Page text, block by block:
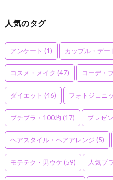
人気のタグ
アンケート (1) カップル・デー
コスメ・メイク (47) コーデ・
ダイエット (46) フォトジェニ
プチプラ・100均 (17) プレゼ
ヘアスタイル・ヘアアレンジ (5)
モテテク・男ウケ (59) 人気ブ